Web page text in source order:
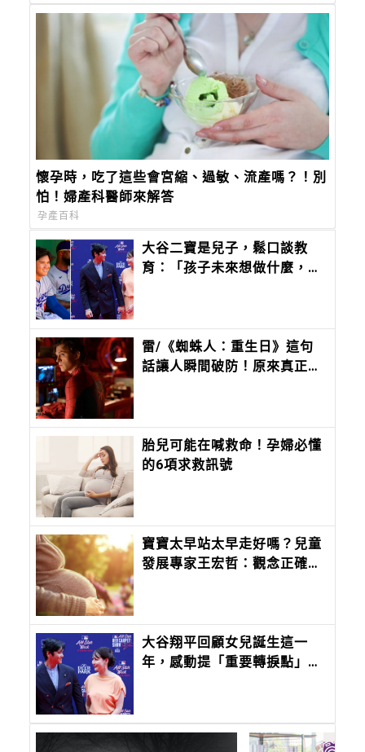
懷孕時，吃了這些會宮縮、過敏、流產嗎？！別
怕！婦產科醫師來解答
孕產百科
大谷二寶是兒子，鬆口談教
育：「孩子未來想做什麼，應
雷/《蜘蛛人：重生日》這句
話讓人瞬間破防！原來真正無
胎兒可能在喊救命！孕婦必懂
的6項求救訊號
寶寶太早站太早走好嗎？兒童
發展專家王宏哲：觀念正確才
大谷翔平回顧女兒誕生這一
年，感動提「重要轉捩點」。